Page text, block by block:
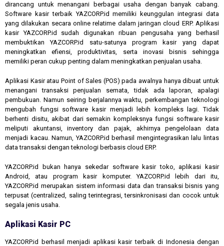
dirancang untuk menangani berbagai usaha dengan banyak cabang.
Software kasir terbaik YAZCORP.id memiliki keunggulan integrasi data
yang dilakukan secara online relatime dalam jaringan cloud ERP. Aplikasi
kasir YAZCORP.id sudah digunakan ribuan pengusaha yang berhasil
membuktikan YAZCORP.id satu-satunya program kasir yang dapat
meningkatkan efiensi, produktivitas, serta inovasi bisnis sehingga
memiliki peran cukup penting dalam meningkatkan penjualan usaha.
Aplikasi Kasir atau Point of Sales (POS) pada awalnya hanya dibuat untuk
menangani transaksi penjualan semata, tidak ada laporan, apalagi
pembukuan. Namun seiring berjalannya waktu, perkembangan teknologi
mengubah fungsi software kasir menjadi lebih kompleks lagi. Tidak
berhenti disitu, akibat dari semakin kompleksnya fungsi software kasir
meliputi akuntansi, inventory dan pajak, akhirnya pengelolaan data
menjadi kacau. Namun, YAZCORP.id berhasil mengintegrasikan lalu lintas
data transaksi dengan teknologi berbasis cloud ERP.
YAZCORP.id bukan hanya sekedar software kasir toko, aplikasi kasir
Android, atau program kasir komputer. YAZCORP.id lebih dari itu,
YAZCORP.id merupakan sistem informasi data dan transaksi bisnis yang
terpusat (centralized, saling terintegrasi, tersinkronisasi dan cocok untuk
segala jenis usaha.
Aplikasi Kasir PC
YAZCORP.id berhasil menjadi aplikasi kasir terbaik di Indonesia dengan